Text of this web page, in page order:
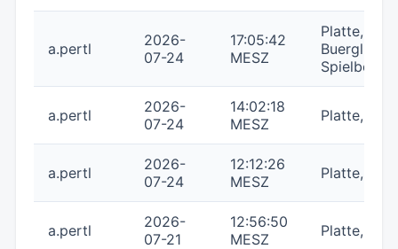
a.pertl
2026-
07-24
17:05:42
MESZ
Platte,
Buerglkopf,
Spielberg,
a.pertl
2026-
07-24
14:02:18
MESZ
Platte,
a.pertl
2026-
07-24
12:12:26
MESZ
Platte,
a.pertl
2026-
07-21
12:56:50
MESZ
Platte,